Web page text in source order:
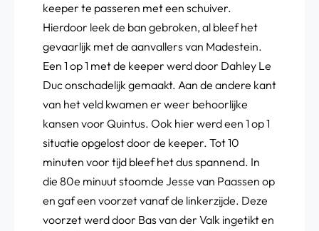
keeper te passeren met een schuiver.
Hierdoor leek de ban gebroken, al bleef het
gevaarlijk met de aanvallers van Madestein.
Een 1 op 1 met de keeper werd door Dahley Le
Duc onschadelijk gemaakt. Aan de andere kant
van het veld kwamen er weer behoorlijke
kansen voor Quintus. Ook hier werd een 1 op 1
situatie opgelost door de keeper. Tot 10
minuten voor tijd bleef het dus spannend. In
die 80e minuut stoomde Jesse van Paassen op
en gaf een voorzet vanaf de linkerzijde. Deze
voorzet werd door Bas van der Valk ingetikt en